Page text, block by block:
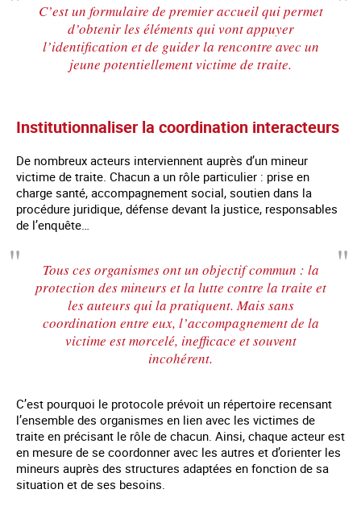
C’est un formulaire de premier accueil qui permet
d’obtenir les éléments qui vont appuyer
l’identification et de guider la rencontre avec un
jeune potentiellement victime de traite.
Institutionnaliser la coordination interacteurs
De nombreux acteurs interviennent auprès d’un mineur
victime de traite. Chacun a un rôle particulier : prise en
charge santé, accompagnement social, soutien dans la
procédure juridique, défense devant la justice, responsables
de l’enquête…
Tous ces organismes ont un objectif commun : la
protection des mineurs et la lutte contre la traite et
les auteurs qui la pratiquent. Mais sans
coordination entre eux, l’accompagnement de la
victime est morcelé, inefficace et souvent
incohérent.
C’est pourquoi le protocole prévoit un répertoire recensant
l’ensemble des organismes en lien avec les victimes de
traite en précisant le rôle de chacun. Ainsi, chaque acteur est
en mesure de se coordonner avec les autres et d’orienter les
mineurs auprès des structures adaptées en fonction de sa
situation et de ses besoins.